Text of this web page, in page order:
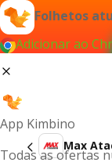
Folhetos
Adicionar ao
App Kimbino
Todas as ofertas
Max